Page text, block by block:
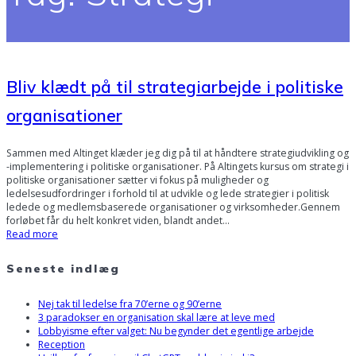
Bliv klædt på til strategiarbejde i politiske
organisationer
Sammen med Altinget klæder jeg dig på til at håndtere strategiudvikling og
-implementering i politiske organisationer. På Altingets kursus om strategi i
politiske organisationer sætter vi fokus på muligheder og
ledelsesudfordringer i forhold til at udvikle og lede strategier i politisk
ledede og medlemsbaserede organisationer og virksomheder.Gennem
forløbet får du helt konkret viden, blandt andet…
Read more
Seneste indlæg
Nej tak til ledelse fra 70’erne og 90’erne
3 paradokser en organisation skal lære at leve med
Lobbyisme efter valget: Nu begynder det egentlige arbejde
Reception